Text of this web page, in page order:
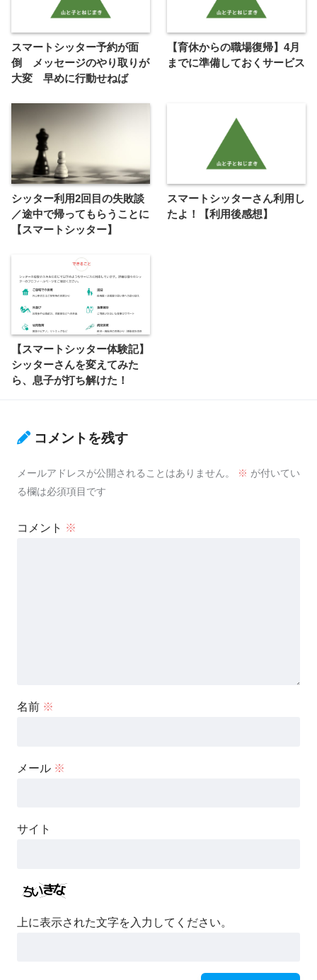
スマートシッター予約が面
倒 メッセージのやり取りが
大変 早めに行動せねば
【育休からの職場復帰】4月
までに準備しておくサービス
シッター利用2回目の失敗談
／途中で帰ってもらうことに
【スマートシッター】
スマートシッターさん利用し
たよ！【利用後感想】
【スマートシッター体験記】
シッターさんを変えてみた
ら、息子が打ち解けた！
コメントを残す
メールアドレスが公開されることはありません。 ※ が付いてい
る欄は必須項目です
コメント ※
名前 ※
メール ※
サイト
上に表示された文字を入力してください。